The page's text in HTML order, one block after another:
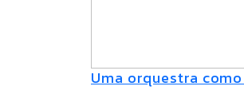
Uma orquestra